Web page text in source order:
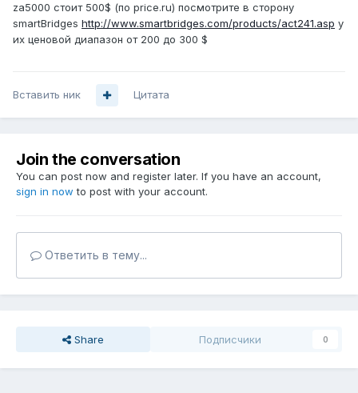
za5000 стоит 500$ (по price.ru) посмотрите в сторону
smartBridges http://www.smartbridges.com/products/act241.asp у
их ценовой диапазон от 200 до 300 $
Вставить ник Цитата
Join the conversation
You can post now and register later. If you have an account,
sign in now to post with your account.
Ответить в тему...
Share Подписчики 0